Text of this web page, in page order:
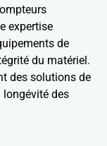
expertise
de
du matériel.
des solutions de
longévité des